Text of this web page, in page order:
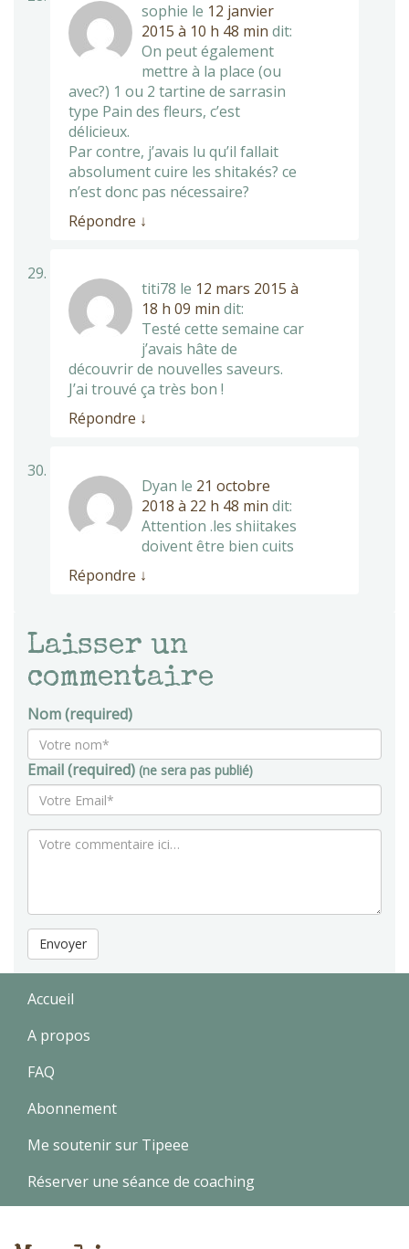
sophie le 12 janvier
2015 à 10 h 48 min dit:
On peut également
mettre à la place (ou
avec?) 1 ou 2 tartine de sarrasin
type Pain des fleurs, c’est
délicieux.
Par contre, j’avais lu qu’il fallait
absolument cuire les shitakés? ce
n’est donc pas nécessaire?
Répondre ↓
titi78 le 12 mars 2015 à
18 h 09 min dit:
Testé cette semaine car
j’avais hâte de
découvrir de nouvelles saveurs.
J’ai trouvé ça très bon !
Répondre ↓
Dyan le 21 octobre
2018 à 22 h 48 min dit:
Attention .les shiitakes
doivent être bien cuits
Répondre ↓
Laisser un
commentaire
Nom (required)
Email (required) (ne sera pas publié)
Envoyer
Accueil
A propos
FAQ
Abonnement
Me soutenir sur Tipeee
Réserver une séance de coaching